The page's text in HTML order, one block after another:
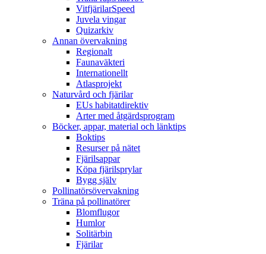
VitfjärilarSpeed
Juvela vingar
Quizarkiv
Annan övervakning
Regionalt
Faunaväkteri
Internationellt
Atlasprojekt
Naturvård och fjärilar
EUs habitatdirektiv
Arter med åtgärdsprogram
Böcker, appar, material och länktips
Boktips
Resurser på nätet
Fjärilsappar
Köpa fjärilsprylar
Bygg själv
Pollinatörsövervakning
Träna på pollinatörer
Blomflugor
Humlor
Solitärbin
Fjärilar